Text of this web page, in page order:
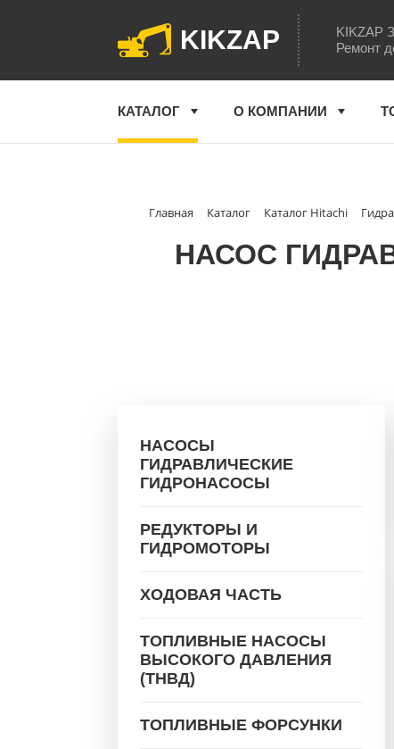
KIKZAP
KIKZAP
Ремонт
КАТАЛОГ О КОМПАНИИ
Главная Каталог Каталог Hitachi
НАСОС
НАСОСЫ
ГИДРАВЛИЧЕСКИЕ
ГИДРОНАСОСЫ
РЕДУКТОРЫ И
ГИДРОМОТОРЫ
ХОДОВАЯ ЧАСТЬ
ТОПЛИВНЫЕ НАСОСЫ
ВЫСОКОГО ДАВЛЕНИЯ
(ТНВД)
ТОПЛИВНЫЕ ФОРСУНКИ